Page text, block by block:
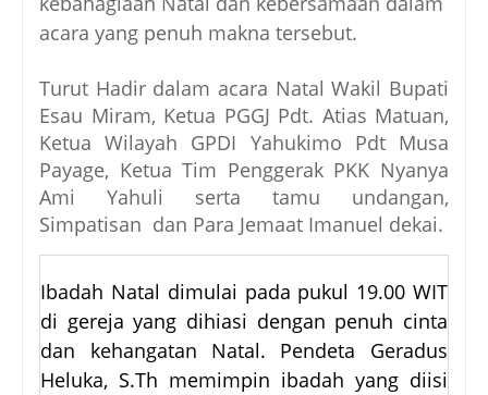
acara yang penuh makna tersebut.
Turut Hadir dalam acara Natal Wakil Bupati
Esau Miram, Ketua PGGJ Pdt. Atias Matuan,
Ketua Wilayah GPDI Yahukimo Pdt Musa
Payage, Ketua Tim Penggerak PKK Nyanya
Ami Yahuli serta tamu undangan,
Simpatisan dan Para Jemaat Imanuel dekai.
Ibadah Natal dimulai pada pukul 19.00 WIT
di gereja yang dihiasi dengan penuh cinta
dan kehangatan Natal. Pendeta Geradus
Heluka, S.Th memimpin ibadah yang diisi